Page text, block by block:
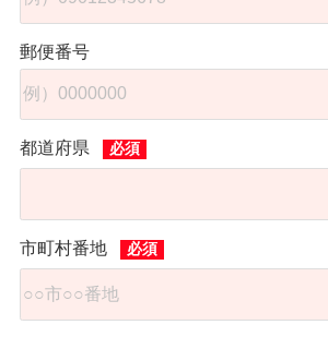
郵便番号
都道府県
市町村番地